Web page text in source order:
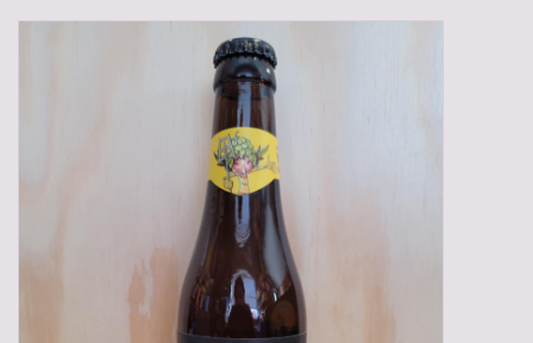
Blikken